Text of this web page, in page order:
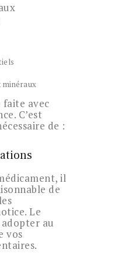
avec
C’est
de :
il
de
Le
au
vos